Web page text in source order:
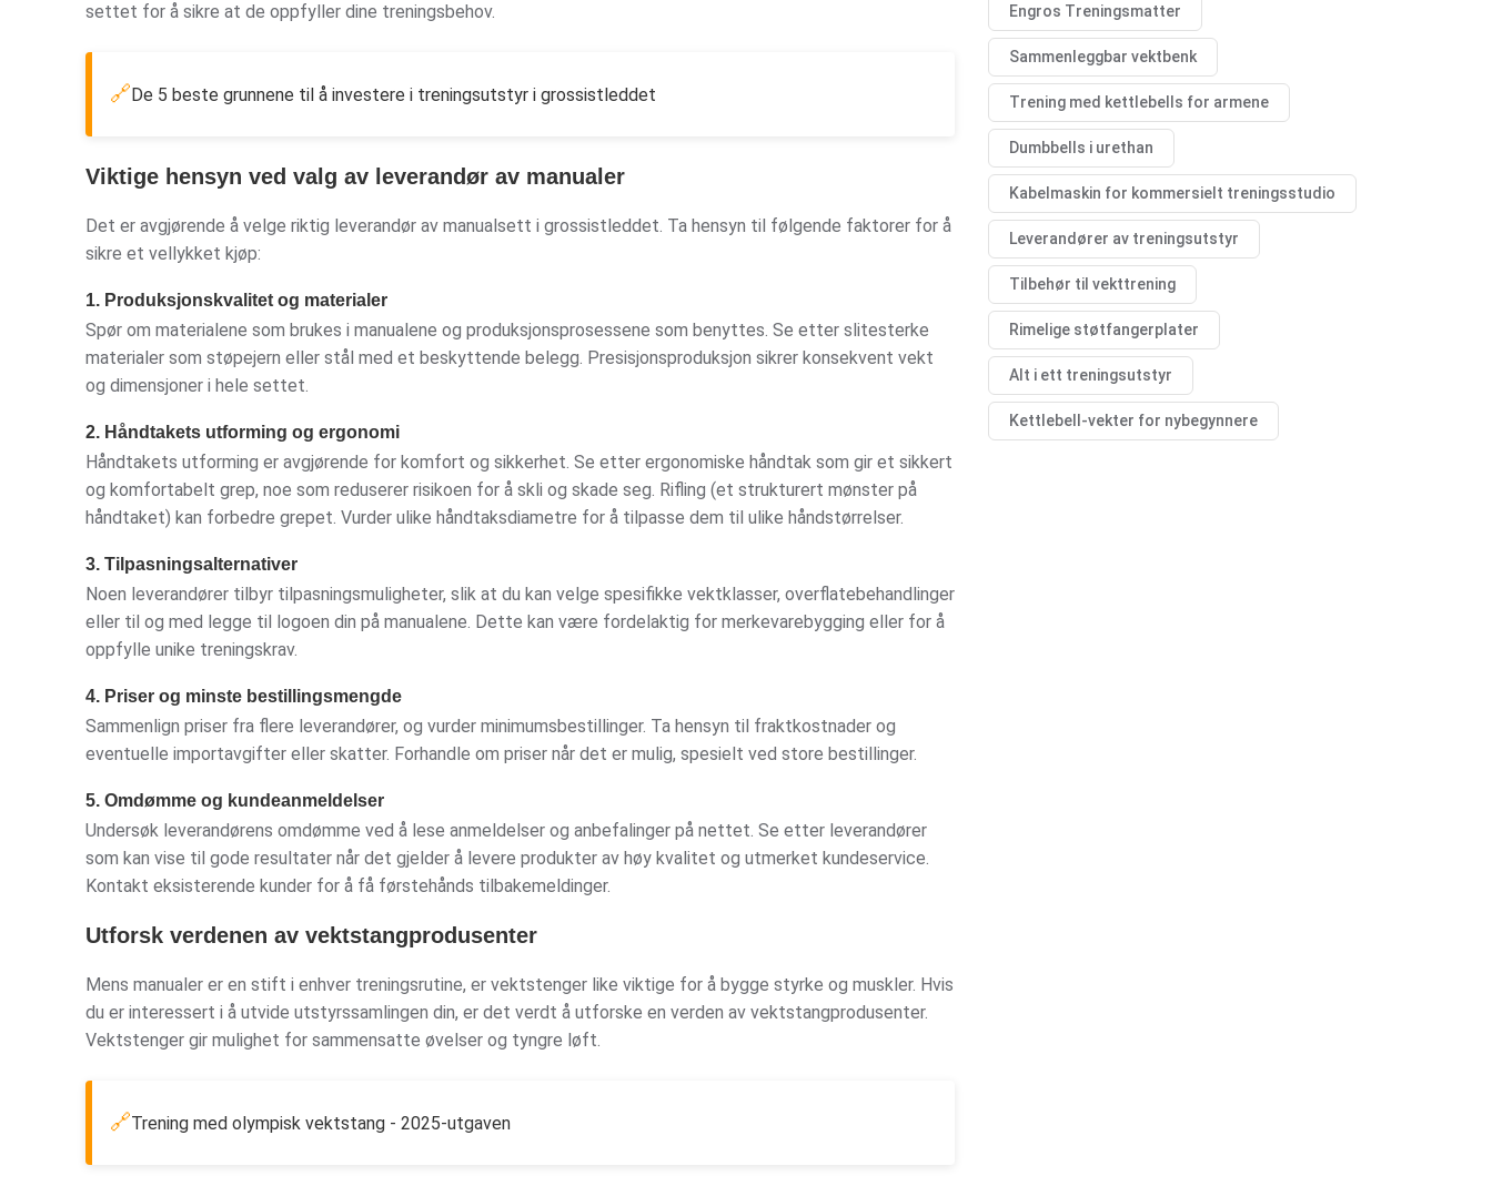
settet for å sikre at de oppfyller dine treningsbehov.
🔗 De 5 beste grunnene til å investere i treningsutstyr i grossistleddet
Viktige hensyn ved valg av leverandør av manualer
Det er avgjørende å velge riktig leverandør av manualsett i grossistleddet. Ta hensyn til følgende faktorer for å
sikre et vellykket kjøp:
1. Produksjonskvalitet og materialer
Spør om materialene som brukes i manualene og produksjonsprosessene som benyttes. Se etter slitesterke
materialer som støpejern eller stål med et beskyttende belegg. Presisjonsproduksjon sikrer konsekvent vekt
og dimensjoner i hele settet.
2. Håndtakets utforming og ergonomi
Håndtakets utforming er avgjørende for komfort og sikkerhet. Se etter ergonomiske håndtak som gir et sikkert
og komfortabelt grep, noe som reduserer risikoen for å skli og skade seg. Rifling (et strukturert mønster på
håndtaket) kan forbedre grepet. Vurder ulike håndtaksdiametre for å tilpasse dem til ulike håndstørrelser.
3. Tilpasningsalternativer
Noen leverandører tilbyr tilpasningsmuligheter, slik at du kan velge spesifikke vektklasser, overflatebehandlinger
eller til og med legge til logoen din på manualene. Dette kan være fordelaktig for merkevarebygging eller for å
oppfylle unike treningskrav.
4. Priser og minste bestillingsmengde
Sammenlign priser fra flere leverandører, og vurder minimumsbestillinger. Ta hensyn til fraktkostnader og
eventuelle importavgifter eller skatter. Forhandle om priser når det er mulig, spesielt ved store bestillinger.
5. Omdømme og kundeanmeldelser
Undersøk leverandørens omdømme ved å lese anmeldelser og anbefalinger på nettet. Se etter leverandører
som kan vise til gode resultater når det gjelder å levere produkter av høy kvalitet og utmerket kundeservice.
Kontakt eksisterende kunder for å få førstehånds tilbakemeldinger.
Utforsk verdenen av vektstangprodusenter
Mens manualer er en stift i enhver treningsrutine, er vektstenger like viktige for å bygge styrke og muskler. Hvis
du er interessert i å utvide utstyrssamlingen din, er det verdt å utforske en verden av vektstangprodusenter.
Vektstenger gir mulighet for sammensatte øvelser og tyngre løft.
🔗Trening med olympisk vektstang - 2025-utgaven
Engros Treningsmatter
Sammenleggbar vektbenk
Trening med kettlebells for armene
Dumbbells i urethan
Kabelmaskin for kommersielt treningsstudio
Leverandører av treningsutstyr
Tilbehør til vekttrening
Rimelige støtfangerplater
Alt i ett treningsutstyr
Kettlebell-vekter for nybegynnere